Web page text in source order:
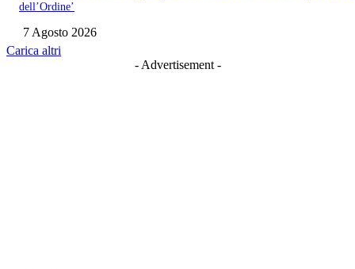
dell’Ordine’
7 Agosto 2026
Carica altri
- Advertisement -